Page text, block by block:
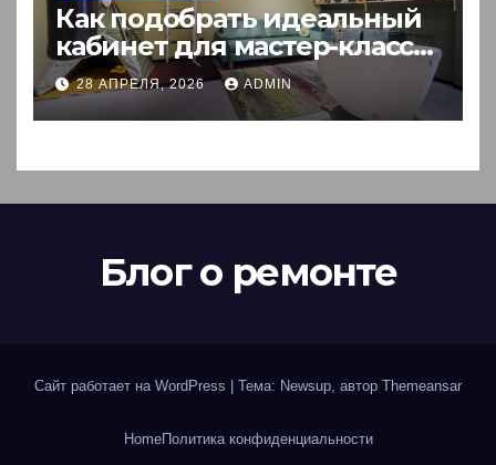
Как подобрать идеальный
кабинет для мастер-класса:
пошаговый гид
28 АПРЕЛЯ, 2026 ADMIN
Блог о ремонте
Сайт работает на WordPress Тема: Newsup, автор Themeansar
HomeПолитика конфиденциальности